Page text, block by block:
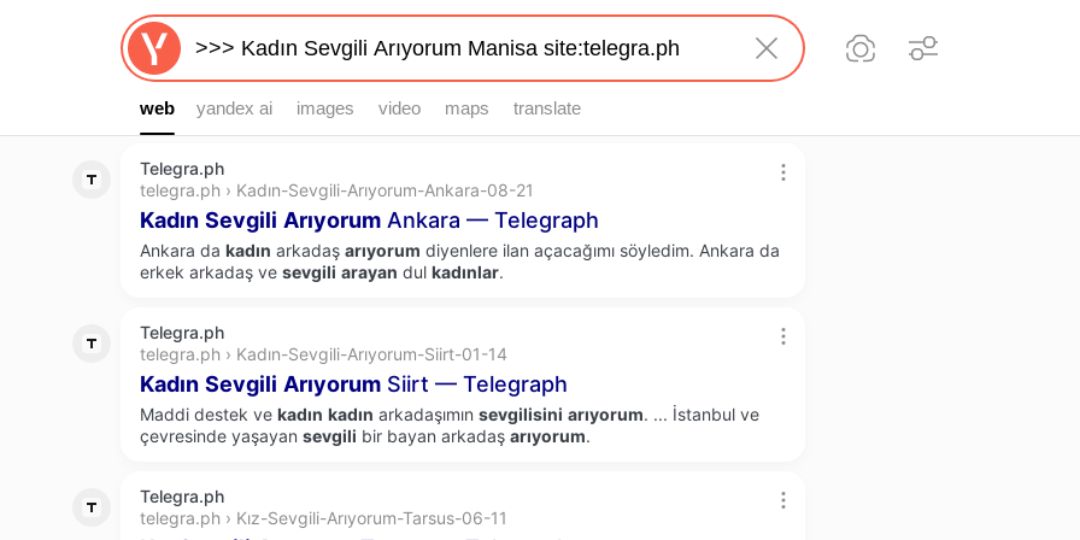
web
web yandex ai images video maps translate
Telegra.ph
telegra.ph › Kadın-Sevgili-Arıyorum-Ankara-08-21
Kadın Sevgili Arıyorum Ankara — Telegraph
Ankara da kadın arkadaş arıyorum diyenlere ilan açacağımı söyledim. Ankara da
erkek arkadaş ve sevgili arayan dul kadınlar.
Telegra.ph
telegra.ph › Kadın-Sevgili-Arıyorum-Siirt-01-14
Kadın Sevgili Arıyorum Siirt — Telegraph
Maddi destek ve kadın kadın arkadaşımın sevgilisini arıyorum. ... İstanbul ve
çevresinde yaşayan sevgili bir bayan arkadaş arıyorum.
Telegra.ph
telegra.ph › Kız-Sevgili-Arıyorum-Tarsus-06-11